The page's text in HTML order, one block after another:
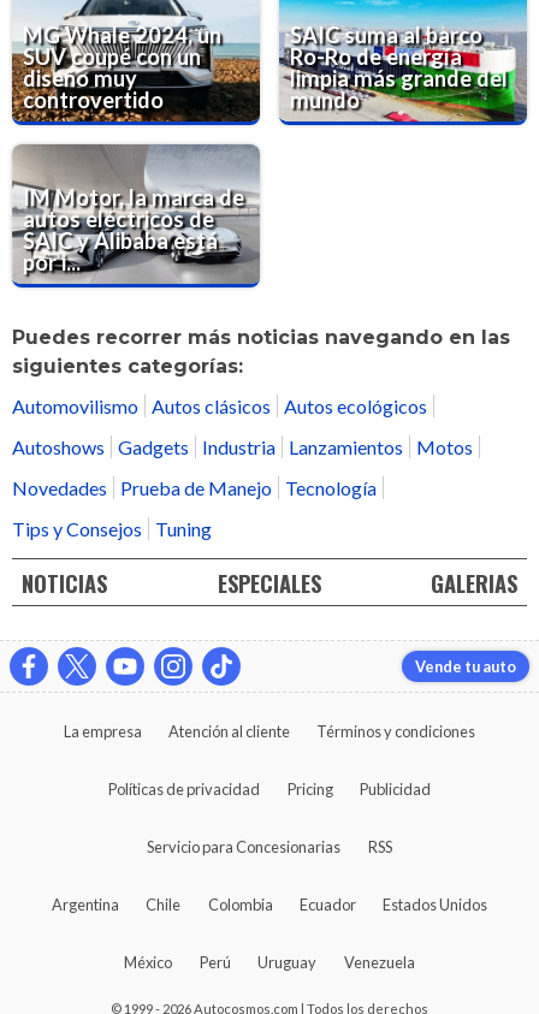
MG Whale 2024, un
SUV coupé con un
diseño muy
controvertido
SAIC suma al barco
Ro-Ro de energía
limpia más grande del
mundo
IM Motor, la marca de
autos eléctricos de
SAIC y Alibaba está
por i...
Puedes recorrer más noticias navegando en las
siguientes categorías:
Automovilismo Autos clásicos
Autos ecológicos
Autoshows
Gadgets Industria Lanzamientos
Motos
Novedades
Prueba de Manejo
Tecnología
Tips y Consejos
Tuning
NOTICIAS ESPECIALES GALERIAS
Vende tu auto
La empresa Atención al cliente Términos y condiciones
Políticas de privacidad Pricing Publicidad
Servicio para Concesionarias RSS
Argentina Chile Colombia Ecuador Estados Unidos
México Perú Uruguay Venezuela
© 1999 - 2026 Autocosmos.com | Todos los derechos